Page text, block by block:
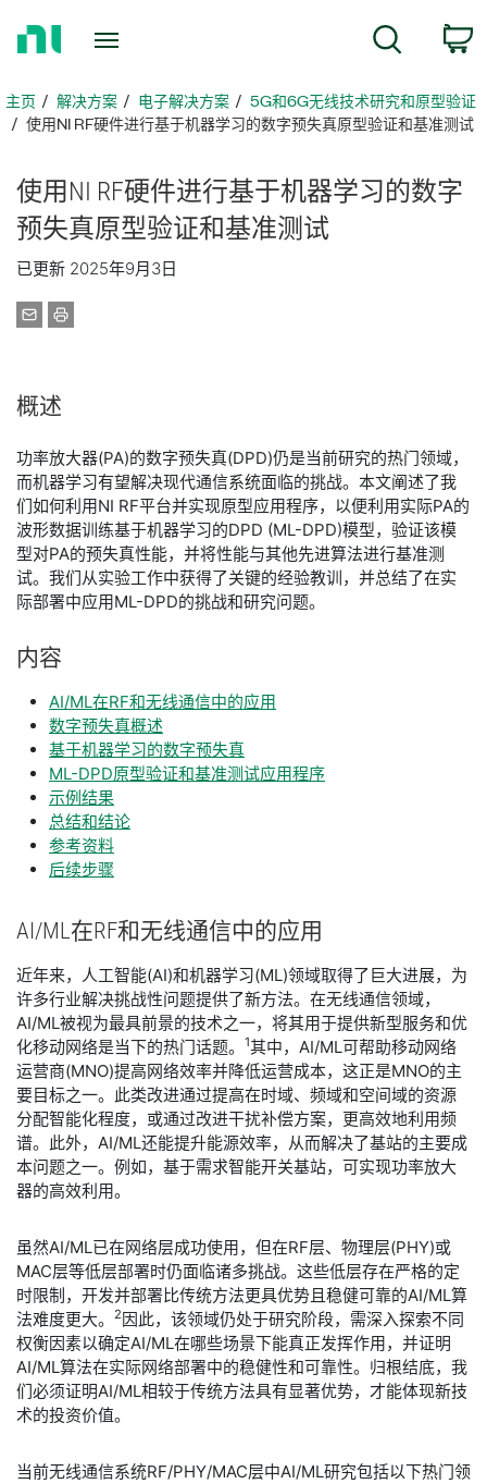
页主页 解决方案 电子解决方案
5G和6G无线技术研究和原型验证
使用NI RF硬件进行基于机器学习的数字预失真原型验证和基准测试
​使用 NI RF硬件进行基于机器学习的数字
预失真原型验证和基准测试
已更新 2025年9月3日
概述
功率放大器(PA)的数字预失真(DPD)仍是当前研究的热门领域，
而机器学习有望解决现代通信系统面临的挑战。本文阐述了我
们如何利用NI RF平台并实现原型应用程序，以便利用实际PA的
波形数据训练基于机器学习的DPD (ML-DPD)模型，验证该模
型对PA的预失真性能，并将性能与其他先进算法进行基准测
试。我们从实验工作中获得了关键的经验教训，并总结了在实
际部署中应用ML-DPD的挑战和研究问题。
内容
​AI/ML在RF和无线通信中的应用
​数字预失真概述
​基于机器学习的数字预失真
​ML-DPD原型验证和基准测试应用程序
​示例结果
​总结和结论
​参考资料
后续步骤
​AI/ML在RF和无线通信中的应用
​近年来，人工智能(AI)和机器学习(ML)领域取得了巨大进展，为
许多行业解决挑战性问题提供了新方法。在无线通信领域，
AI/ML被视为最具前景的技术之一，将其用于提供新型服务和优
化移动网络是当下的热门话题。
1其中，AI/ML可帮助移动网络
运营商(MNO)提高网络效率并降低运营成本，这正是MNO的主
要目标之一。此类改进通过提高在时域、频域和空间域的资源
分配智能化程度，或通过改进干扰补偿方案，更高效地利用频
谱。此外，AI/ML还能提升能源效率，从而解决了基站的主要成
本问题之一。例如，基于需求智能开关基站，可实现功率放大
器的高效利用。
​虽然AI/ML已在网络层成功使用，但在RF层、物理层(PHY)或
MAC层等低层部署时仍面临诸多挑战。这些低层存在严格的定
时限制，开发并部署比传统方法更具优势且稳健可靠的AI/ML算
法难度更大。
2因此，该领域仍处于研究阶段，需深入探索不同
权衡因素以确定AI/ML在哪些场景下能真正发挥作用，并证明
AI/ML算法在实际网络部署中的稳健性和可靠性。归根结底，我
们必须证明AI/ML相较于传统方法具有显著优势，才能体现新技
术的投资价值。
​当前无线通信系统RF/PHY/MAC层中AI/ML研究包括以下热门领